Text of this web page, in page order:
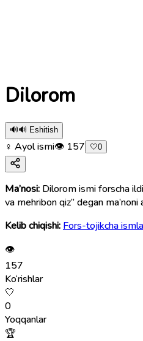
Dilorom
🔊🔊 Eshitish
♀ Ayol ismi👁 157 🤍0
Ma’nosi: Dilorom ismi forscha
va mehribon qiz” degan ma’noni
Kelib chiqishi: Fors-tojikcha
👁
157
Ko‘rishlar
🤍
0
Yoqqanlar
🏆